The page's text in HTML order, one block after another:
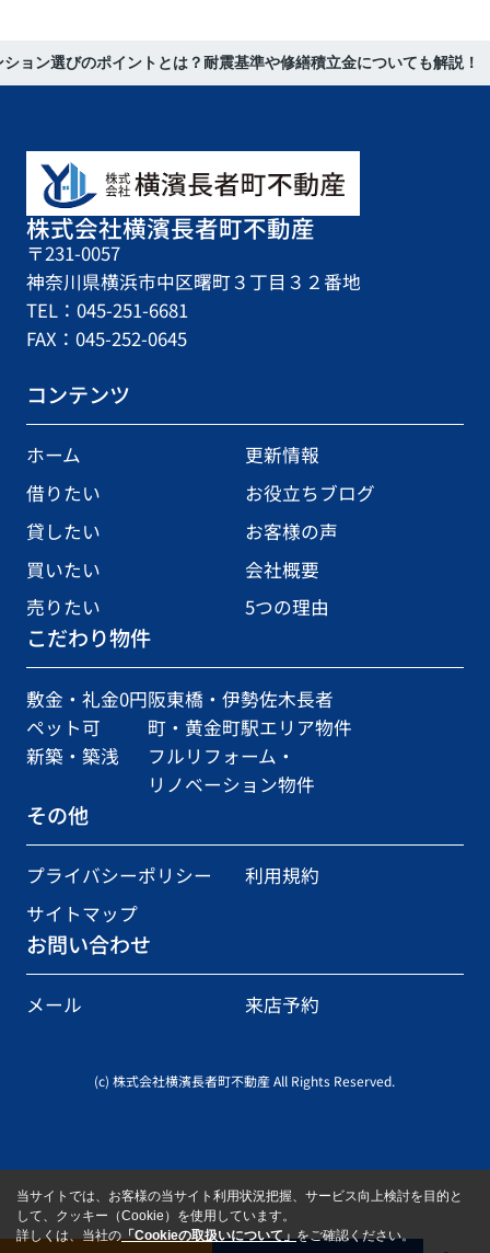
ョン選びのポイントとは？耐震基準や修繕積立金についても解説！
株式会社横濱長者町不動産
〒231-0057
神奈川県横浜市中区曙町３丁目３２番地
TEL：045-251-6681
FAX：045-252-0645
コンテンツ
ホーム
更新情報
借りたい
お役立ちブログ
貸したい
お客様の声
買いたい
会社概要
売りたい
5つの理由
こだわり物件
敷金・礼金0円
ペット可
新築・築浅
阪東橋・伊勢佐木長者
町・黄金町駅エリア物件
フルリフォーム・
リノベーション物件
その他
プライバシーポリシー
利用規約
サイトマップ
お問い合わせ
メール 来店予約
(c) 株式会社横濱長者町不動産 All Rights Reserved.
当サイトでは、お客様の当サイト利用状況把握、サービス向上検討を目的と
して、クッキー（Cookie）を使用しています。
詳しくは、当社の 「Cookieの取扱いについて」 をご確認ください。